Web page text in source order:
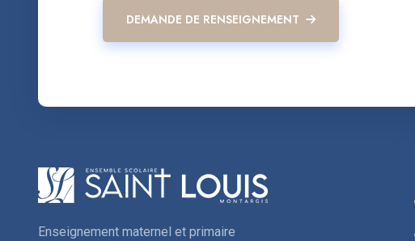
DEMANDE DE RENSEIGNEMENT
Enseignement maternel et primaire